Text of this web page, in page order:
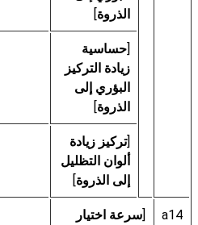
الذروة]
[حساسية
زيادة التركيز
البؤري إلى
الذروة]
[تركيز زيادة
ألوان التظليل
إلى الذروة]
a14
[سرعة اختيار